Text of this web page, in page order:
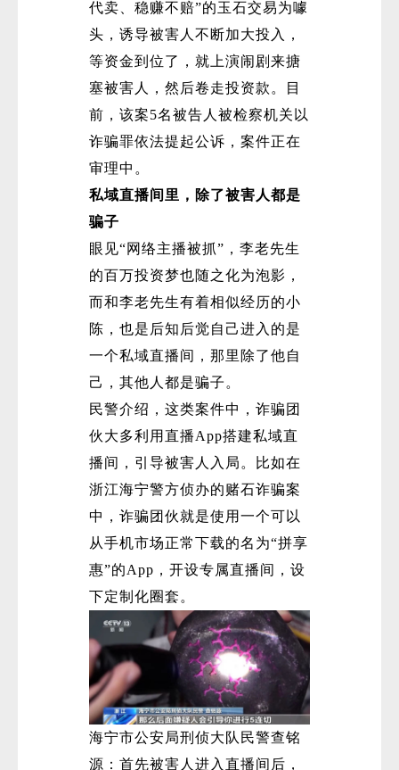
代卖、稳赚不赔”的玉石交易为噱
头，诱导被害人不断加大投入，
等资金到位了，就上演闹剧来搪
塞被害人，然后卷走投资款。目
前，该案5名被告人被检察机关以
诈骗罪依法提起公诉，案件正在
审理中。
私域直播间里，除了被害人都是
骗子
眼见“网络主播被抓”，李老先生
的百万投资梦也随之化为泡影，
而和李老先生有着相似经历的小
陈，也是后知后觉自己进入的是
一个私域直播间，那里除了他自
己，其他人都是骗子。
民警介绍，这类案件中，诈骗团
伙大多利用直播App搭建私域直
播间，引导被害人入局。比如在
浙江海宁警方侦办的赌石诈骗案
中，诈骗团伙就是使用一个可以
从手机市场正常下载的名为“拼享
惠”的App，开设专属直播间，设
下定制化圈套。
海宁市公安局刑侦大队民警查铭
源：首先被害人进入直播间后，